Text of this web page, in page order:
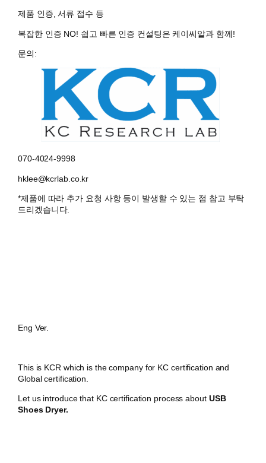
제품 인증, 서류 접수 등
복잡한 인증 NO! 쉽고 빠른 인증 컨설팅은 케이씨알과 함께!
문의:
070-4024-9998
hklee@kcrlab.co.kr
*제품에 따라 추가 요청 사항 등이 발생할 수 있는 점 참고 부탁
드리겠습니다.
Eng Ver.
This is KCR which is the company for KC certification and
Global certification.
Let us introduce that KC certification process aboutUSB
Shoes Dryer.